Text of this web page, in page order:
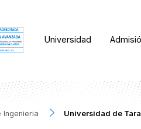
Universidad
Ingenieria Universidad de